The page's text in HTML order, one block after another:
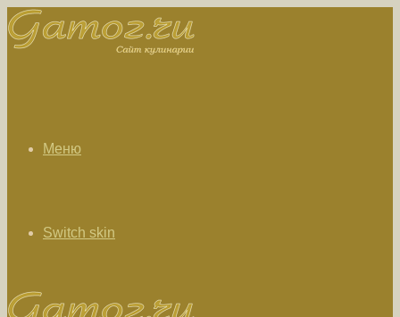
Меню
Switch skin